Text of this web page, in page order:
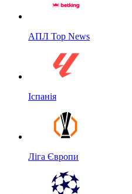
АПЛ Top News
Іспанія
Ліга Європи